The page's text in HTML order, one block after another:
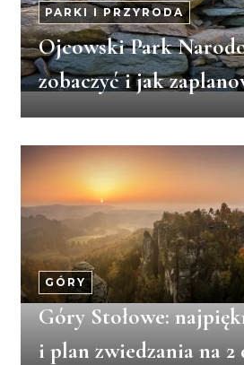
PARKI I PRZYRODA
Ojcowski Park
zobaczyć i jak
GÓRY
Góry Stołowe:
i plan zwiedzania na 2